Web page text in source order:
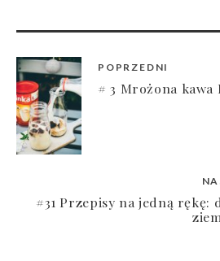
POPRZEDNI
# 3 Mrożona kawa
#31 Przepisy na jedną rękę: